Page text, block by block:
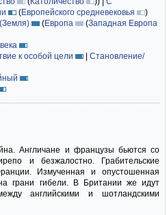
(Европейского средневековья
)
(Европа (Западная Европа
к особой цели | Становление/
Англичане и французы бьются со
и безжалостно. Грабительские
Измученная и опустошенная
грани гибели. В Британии же идут
английскими и шотландскими